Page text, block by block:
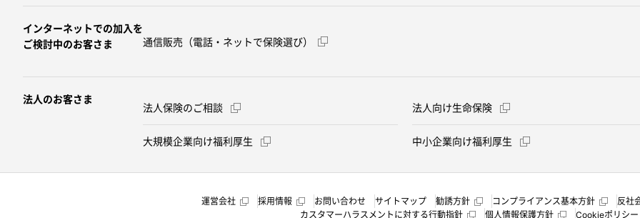
インターネットでの加入を
ご検討中のお客さま
通信販売（電話・ネットで保険選び）
法人のお客さま
法人保険のご相談 法人向け生命保険
大規模企業向け福利厚生 中小企業向け福利厚生
運営会社 採用情報 お問い合わせ サイトマップ 勧誘方針 コンプライアンス基本方針
反社
カスタマーハラスメントに対する行動指針
個人情報保護方針 Cookieポリシー